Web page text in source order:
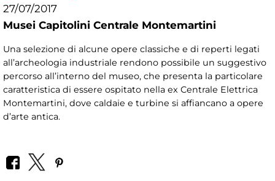
27/07/2017
Musei Capitolini Centrale Montemartini
Una selezione di alcune opere classiche e di reperti legati
all’archeologia industriale rendono possibile un suggestivo
percorso all’interno del museo, che presenta la particolare
caratteristica di essere ospitato nella ex Centrale Elettrica
Montemartini, dove caldaie e turbine si affiancano a opere
d’arte antica.